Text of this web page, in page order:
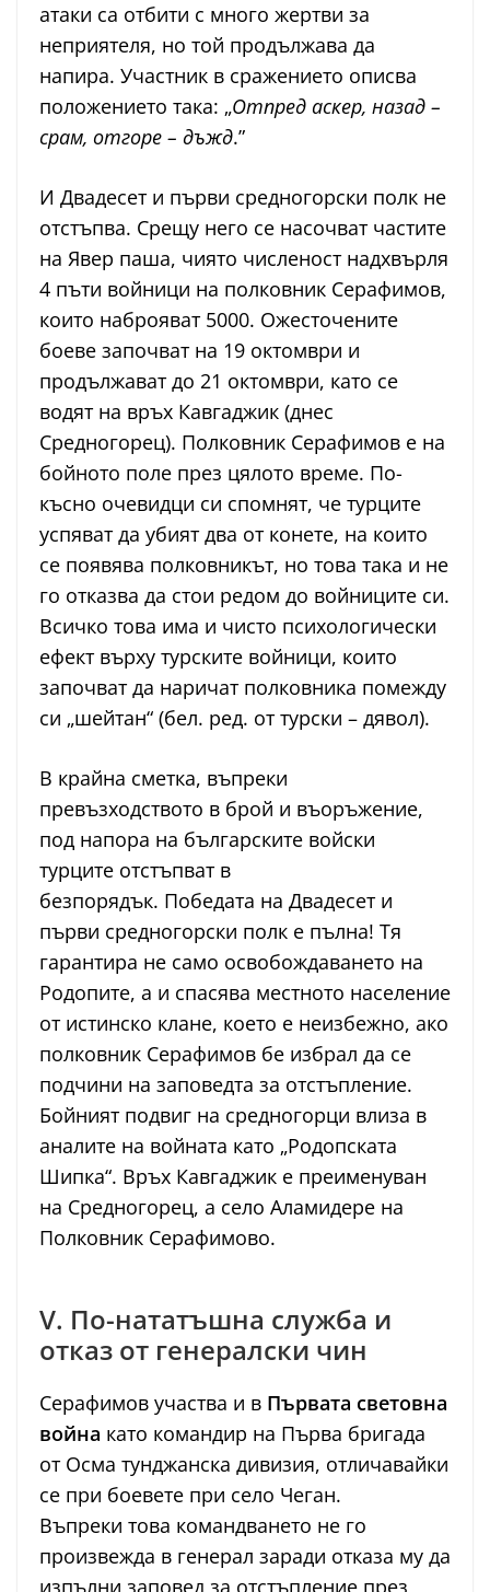
атаки са отбити с много жертви за
неприятеля, но той продължава да
напира. Участник в сражението описва
положението така: „Отпред аскер, назад –
срам, отгоре – дъжд.”
И Двадесет и първи средногорски полк не
отстъпва. Срещу него се насочват частите
на Явер паша, чиято численост надхвърля
4 пъти войници на полковник Серафимов,
които наброяват 5000. Ожесточените
боеве започват на 19 октомври и
продължават до 21 октомври, като се
водят на връх Кавгаджик (днес
Средногорец). Полковник Серафимов е на
бойното поле през цялото време. По-
късно очевидци си спомнят, че турците
успяват да убият два от конете, на които
се появява полковникът, но това така и не
го отказва да стои редом до войниците си.
Всичко това има и чисто психологически
ефект върху турските войници, които
започват да наричат полковника помежду
си „шейтан“ (бел. ред. от турски – дявол).
В крайна сметка, въпреки
превъзходството в брой и въоръжение,
под напора на българските войски
турците отстъпват в
безпорядък. Победата на Двадесет и
първи средногорски полк е пълна! Тя
гарантира не само освобождаването на
Родопите, а и спасява местното население
от истинско клане, което е неизбежно, ако
полковник Серафимов бе избрал да се
подчини на заповедта за отстъпление.
Бойният подвиг на средногорци влиза в
аналите на войната като „Родопската
Шипка“. Връх Кавгаджик е преименуван
на Средногорец, а село Аламидере на
Полковник Серафимово.
V. По-нататъшна служба и
отказ от генералски чин
Серафимов участва и в Първата световна
война като командир на Първа бригада
от Осма тунджанска дивизия, отличавайки
се при боевете при село Чеган.
Въпреки това командването не го
произвежда в генерал заради отказа му да